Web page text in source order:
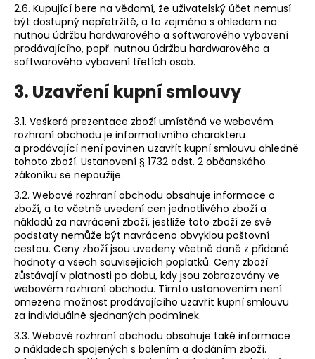
2.6. Kupující bere na vědomí, že uživatelský účet nemusí
být dostupný nepřetržitě, a to zejména s ohledem na
nutnou údržbu hardwarového a softwarového vybavení
prodávajícího, popř. nutnou údržbu hardwarového a
softwarového vybavení třetích osob.
3. Uzavření kupní smlouvy
3.1. Veškerá prezentace zboží umístěná ve webovém
rozhraní obchodu je informativního charakteru
a prodávající není povinen uzavřít kupní smlouvu ohledně
tohoto zboží. Ustanovení § 1732 odst. 2 občanského
zákoníku se nepoužije.
3.2. Webové rozhraní obchodu obsahuje informace o
zboží, a to včetně uvedení cen jednotlivého zboží a
nákladů za navrácení zboží, jestliže toto zboží ze své
podstaty nemůže být navráceno obvyklou poštovní
cestou. Ceny zboží jsou uvedeny včetně daně z přidané
hodnoty a všech souvisejících poplatků. Ceny zboží
zůstávají v platnosti po dobu, kdy jsou zobrazovány ve
webovém rozhraní obchodu. Tímto ustanovením není
omezena možnost prodávajícího uzavřít kupní smlouvu
za individuálně sjednaných podmínek.
3.3. Webové rozhraní obchodu obsahuje také informace
o nákladech spojených s balením a dodáním zboží.